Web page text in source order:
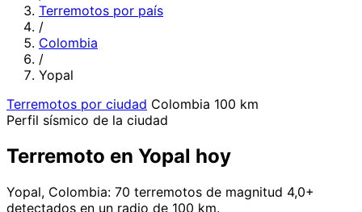
Terremotos por país
/
Colombia
/
Yopal
Terremotos por ciudad Colombia 100 km
Perfil sísmico de la ciudad
Terremoto en Yopal hoy
Yopal, Colombia: 70 terremotos de magnitud 4,0+
detectados en un radio de 100 km.